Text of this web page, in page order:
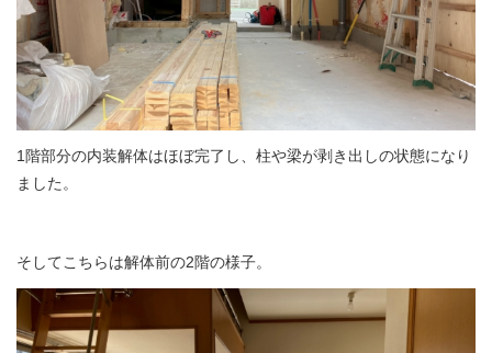
お知らせ
ブログ＆コラム
補助金情報
お客様の声
1階部分の内装解体はほぼ完了し、柱や梁が剥き出しの状態になり
ました。
そしてこちらは解体前の2階の様子。